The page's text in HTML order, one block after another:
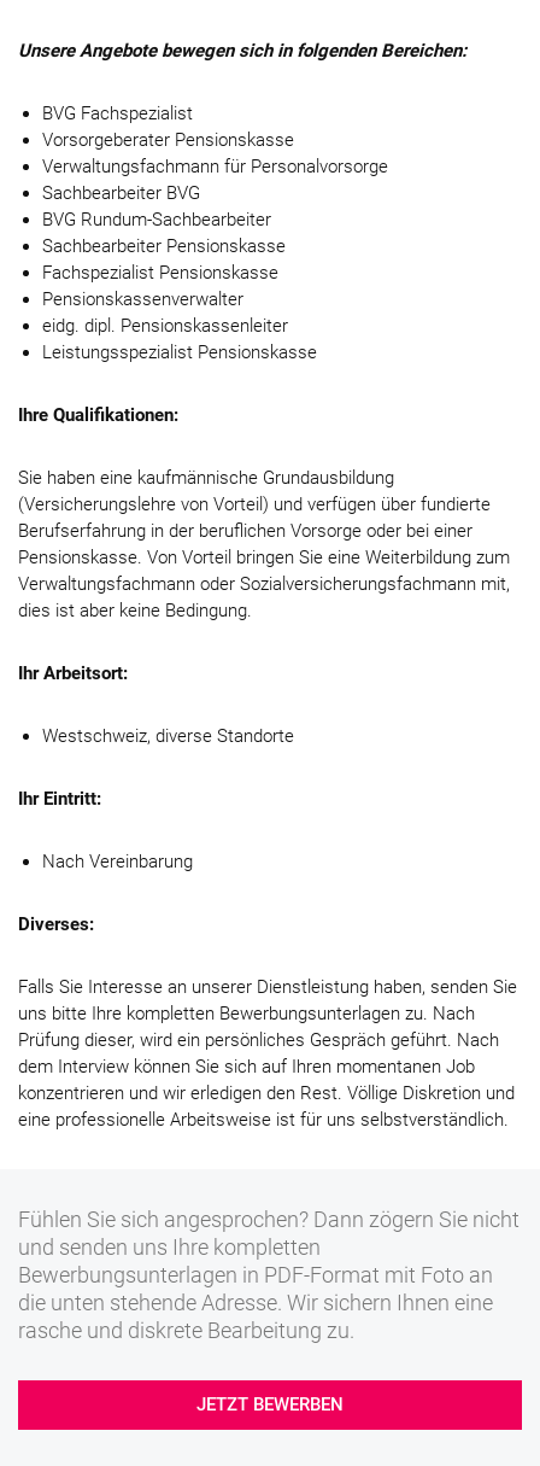
Unsere Angebote bewegen sich in folgenden Bereichen:
BVG Fachspezialist
Vorsorgeberater Pensionskasse
Verwaltungsfachmann für Personalvorsorge
Sachbearbeiter BVG
BVG Rundum-Sachbearbeiter
Sachbearbeiter Pensionskasse
Fachspezialist Pensionskasse
Pensionskassenverwalter
eidg. dipl. Pensionskassenleiter
Leistungsspezialist Pensionskasse
Ihre Qualifikationen:
Sie haben eine kaufmännische Grundausbildung
(Versicherungslehre von Vorteil) und verfügen über fundierte
Berufserfahrung in der beruflichen Vorsorge oder bei einer
Pensionskasse. Von Vorteil bringen Sie eine Weiterbildung zum
Verwaltungsfachmann oder Sozialversicherungsfachmann mit,
dies ist aber keine Bedingung.
Ihr Arbeitsort:
Westschweiz, diverse Standorte
Ihr Eintritt:
Nach Vereinbarung
Diverses:
Falls Sie Interesse an unserer Dienstleistung haben, senden Sie
uns bitte Ihre kompletten Bewerbungsunterlagen zu. Nach
Prüfung dieser, wird ein persönliches Gespräch geführt. Nach
dem Interview können Sie sich auf Ihren momentanen Job
konzentrieren und wir erledigen den Rest. Völlige Diskretion und
eine professionelle Arbeitsweise ist für uns selbstverständlich.
Fühlen Sie sich angesprochen? Dann zögern Sie nicht
und senden uns Ihre kompletten
Bewerbungsunterlagen in PDF-Format mit Foto an
die unten stehende Adresse. Wir sichern Ihnen eine
rasche und diskrete Bearbeitung zu.
JETZT BEWERBEN